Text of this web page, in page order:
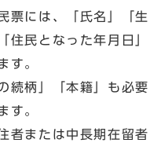
票には、「氏名」「生
住民となった年月日」
す。
続柄」「本籍」も必要
す。
者または中長期在留者